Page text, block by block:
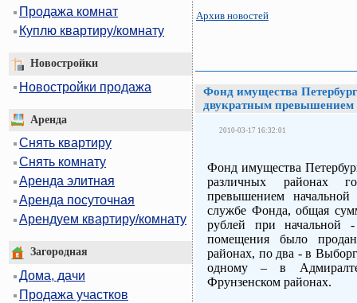
Продажа комнат
Куплю квартиру/комнату
Новостройки
Новостройки продажа
Аренда
Снять квартиру
Снять комнату
Аренда элитная
Аренда посуточная
Арендуем квартиру/комнату
Загородная
Дома, дачи
Продажа участков
Архив новостей
Фонд имущества
двукратным
2010-03-17 16:32:01
Фонд имущества
различных районах
превышением
службе Фонда, общая
рублей при
помещения было
районах, по два - в
одному – в
Фрунзенском районах.